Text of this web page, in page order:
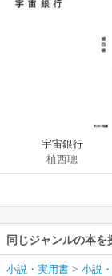
宇宙銀行
植西聰
同じジャンルの本を
小説・実用書 > 小説